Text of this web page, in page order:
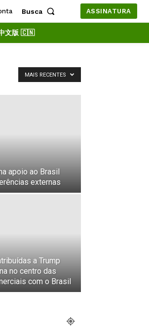
Busca ASSINATURA
文版 🇨🇳
MAIS RECENTES
apoio ao Brasil
externas
a Trump
no centro das
com o Brasil